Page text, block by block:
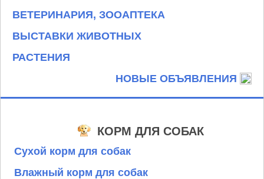
ВЕТЕРИНАРИЯ, ЗООАПТЕКА
ВЫСТАВКИ ЖИВОТНЫХ
РАСТЕНИЯ
НОВЫЕ ОБЪЯВЛЕНИЯ
КОРМ ДЛЯ СОБАК
Сухой корм для собак
Влажный корм для собак